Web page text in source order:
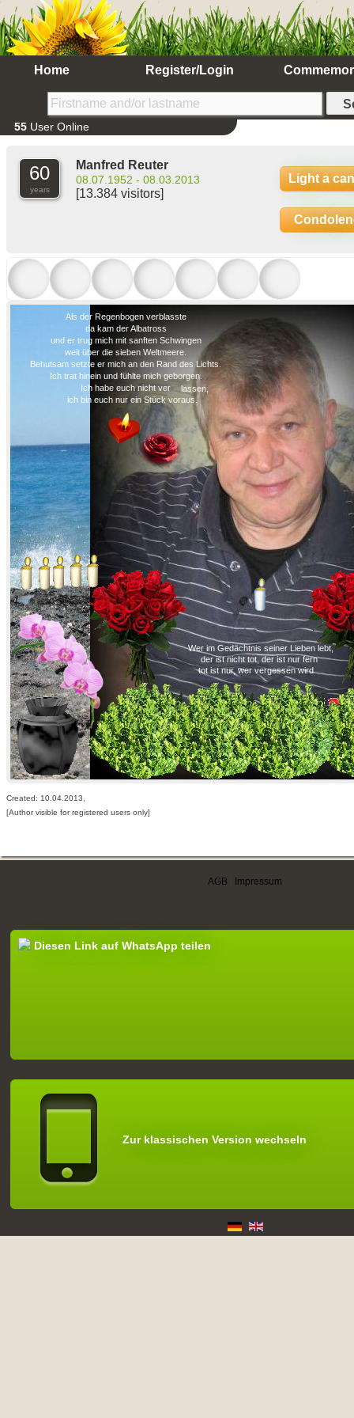
Home Register/Login
55 User Online
60
years
Manfred Reuter
08.07.1952 - 08.03.2013
[13.384 visitors]
Light a
der ist nicht tot, der ist nur fern
tot ist nur, wer vergessen wird.
Als der Regenbogen verblasste
da kam der Albatross
und er trug mich mit sanften Schwingen
weit über die sieben Weltmeere.
Behutsam setzte er mich an den Rand des Lichts.
Ich trat hinein und fühlte mich geborgen.
Ich habe euch nicht ver
lassen,
ich bin euch nur ein Stück voraus.
Wer im Gedächtnis seiner Lieben lebt,
Created: 10.04.2013,
[Author visible for registered users only]
AGB Impressum
Diesen Link auf WhatsApp teilen
Zur klassischen Version wechseln